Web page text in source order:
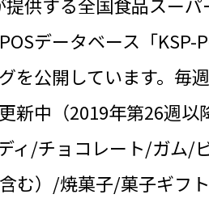
データベース「
を公開しています。毎
新中（2019年第26週以
/チョコレート/ガム/
む）/焼菓子/菓子ギフ